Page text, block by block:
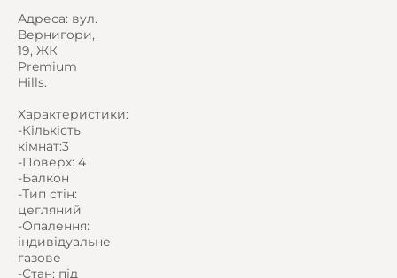
Адреса: вул.
Вернигори,
19, ЖК
Premium
Hills.
Характеристики:
-Кількість
кімнат:3
-Поверх: 4
-Балкон
-Тип стін:
цегляний
-Опалення:
індивідуальне
газове
-Стан: під